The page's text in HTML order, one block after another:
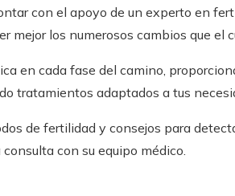
con el apoyo de un experto en
mejor los numerosos cambios que el
en cada fase del camino,
tratamientos adaptados a tus
de fertilidad y consejos para
con su equipo médico.